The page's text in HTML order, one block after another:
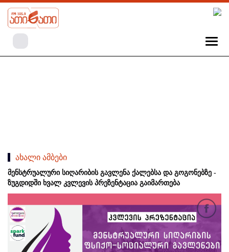
ახალი ამბები
მენსტრუალური სიღარიბის გავლენა ქალებსა და გოგონებზე -
ზუგდიდში ხვალ კვლევის პრეზენტაცია გაიმართება